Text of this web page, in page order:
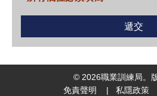
© 2026職業訓練局。
免責聲明
| 私隱政策